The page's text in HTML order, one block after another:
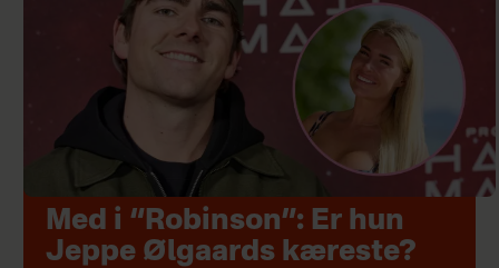
Med i “Robinson”: Er hun
Jeppe Ølgaards kæreste?